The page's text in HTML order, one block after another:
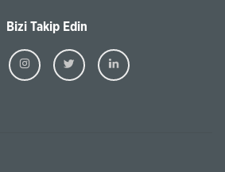
Bizi Takip Edin
Ziraat
Kazakhstan
Ziraat
Kazakhstan
Ziraat